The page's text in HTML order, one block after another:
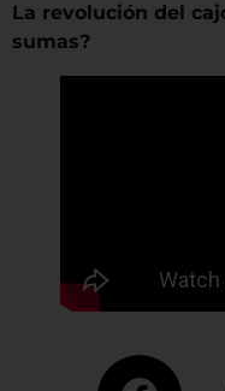
La revolución del
sumas?